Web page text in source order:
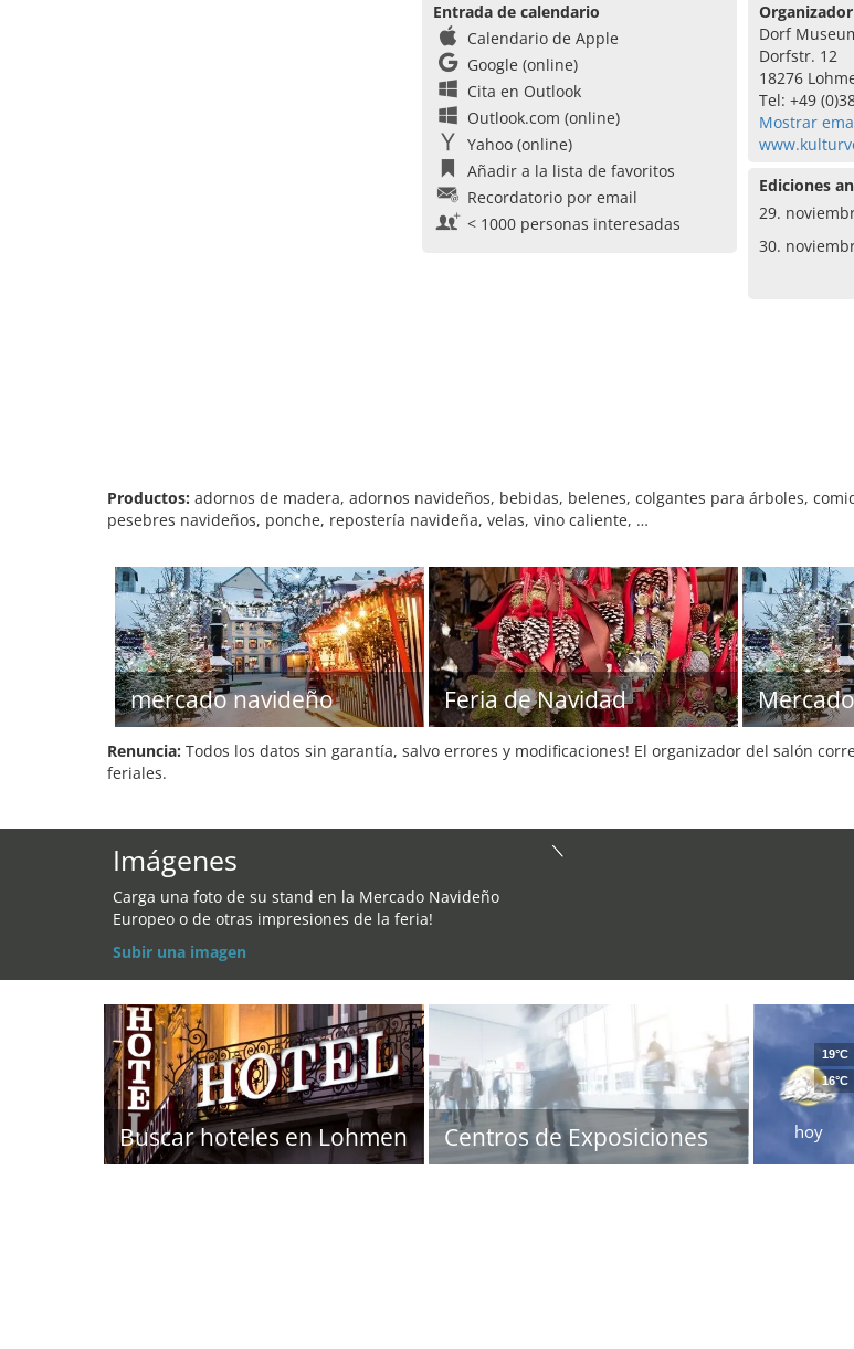
Entrada de calendario
Calendario de Apple
Google (online)
Cita en Outlook
Outlook.com (online)
Yahoo (online)
Añadir a la lista de favoritos
Recordatorio por email
< 1000 personas interesadas
Organizador
Dorf
Dorfstr. 12
18276
Tel: +49
Mostrar
Ediciones
29.
30.
Productos: adornos de madera, adornos navideños, bebidas, belenes, colgantes para árboles,
pesebres navideños, ponche, repostería navideña, velas, vino caliente, …
mercado navideño Feria de Navidad
Renuncia: Todos los datos sin garantía, salvo errores y modificaciones! El organizador del salón
feriales.
Imágenes
Carga una foto de su stand en la Mercado Navideño
Europeo o de otras impresiones de la feria!
Subir una imagen
Buscar hoteles en Lohmen Centros de Exposiciones hoy
19°C
16°C